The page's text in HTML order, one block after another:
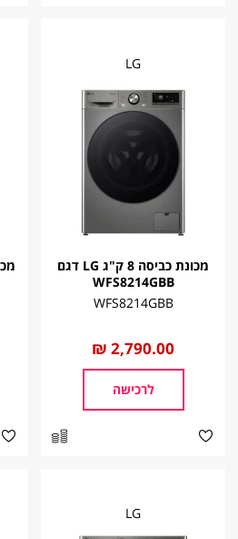
LG
מכונת כביסה 8 ק"ג LG דגם
WFS8214GBB
WFS8214GBB
החל
מ
2,790.00 ₪
לרכישה
LG